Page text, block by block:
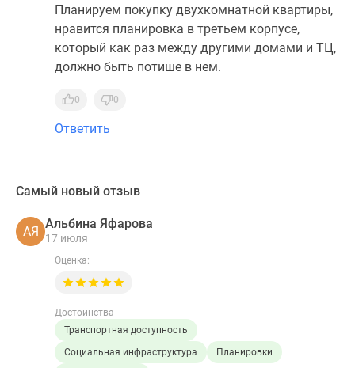
Планируем покупку двухкомнатной квартиры,
нравится планировка в третьем корпусе,
который как раз между другими домами и ТЦ,
должно быть потише в нем.
0 0
Ответить
Самый новый отзыв
АЯ
Альбина Яфарова
17 июля
Оценка:
Достоинства
Транспортная доступность
Социальная инфраструктура
Планировки